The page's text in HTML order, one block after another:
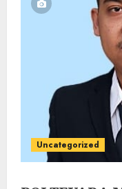
Uncategorized